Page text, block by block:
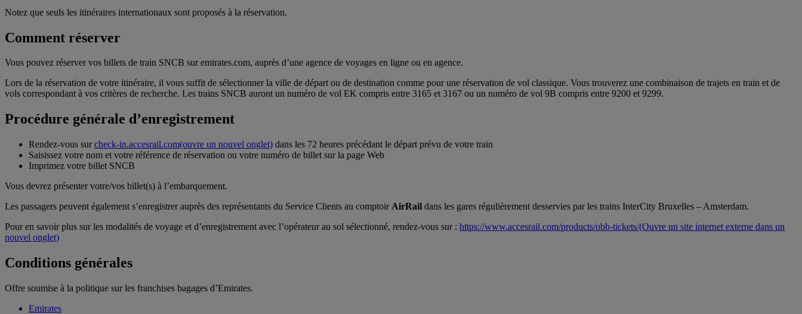
Notez que seuls les itinéraires internationaux sont proposés à la réservation.
Comment réserver
Vous pouvez réserver vos billets de train SNCB sur emirates.com, auprès d’une agence de voyages en ligne ou en agence.
Lors de la réservation de votre itinéraire, il vous suffit de sélectionner la ville de départ ou de destination comme pour une réservation de vol classique. Vous trouverez une combinaison de trajets en train et de
vols correspondant à vos critères de recherche. Les trains SNCB auront un numéro de vol EK compris entre 3165 et 3167 ou un numéro de vol 9B compris entre 9200 et 9299.
Procédure générale d’enregistrement
Rendez-vous surcheck-in.accesrail.com(ouvre un nouvel onglet) dans les 72 heures précédant le départ prévu de votre train
Saisissez votre nom et votre référence de réservation ou votre numéro de billet sur la page Web
Imprimez votre billet SNCB
Vous devrez présenter votre/vos billet(s) à l’embarquement.
Les passagers peuvent également s’enregistrer auprès des représentants du Service Clients au comptoir AirRail dans les gares régulièrement desservies par les trains InterCity Bruxelles – Amsterdam.
Pour en savoir plus sur les modalités de voyage et d’enregistrement avec l’opérateur au sol sélectionné, rendez-vous sur : https://www.accesrail.com/products/obb-tickets/(Ouvre un site internet externe dans un
nouvel onglet)
Conditions générales
Offre soumise à la politique sur les franchises bagages d’Emirates.
Emirates